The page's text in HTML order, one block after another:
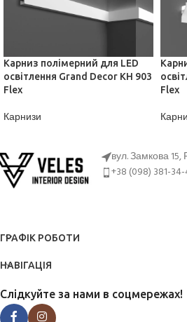
Карниз полімерний для LED
освітлення Grand Decor KH 903
Flex
Карнизи
Flex
вул. Замкова 15,
+38 (098) 381-
ГРАФІК РОБОТИ
НАВІГАЦІЯ
Слідкуйте за нами в соцмережах!